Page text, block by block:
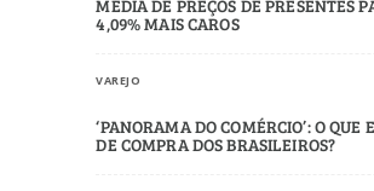
MÉDIA DE PREÇOS DE PRESENTES
4,09% MAIS CAROS
VAREJO
‘PANORAMA DO COMÉRCIO’: O
DE COMPRA DOS BRASILEIROS?